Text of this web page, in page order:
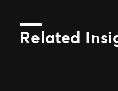
Related